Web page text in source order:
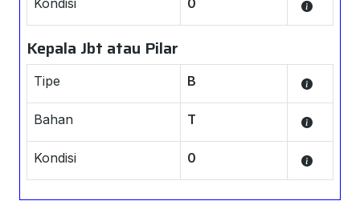
Kondisi 0
Kepala Jbt atau Pilar
Tipe B
Bahan T
Kondisi 0